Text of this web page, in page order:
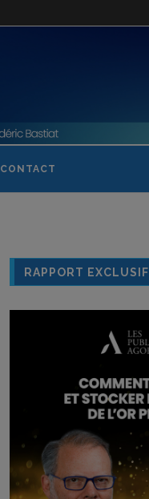
CONTACT
RAPPORT EXCLUSIF